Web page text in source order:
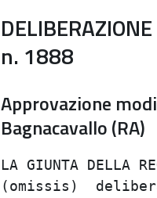
n. 1888
Approvazione
Bagnacavallo (RA)
LA